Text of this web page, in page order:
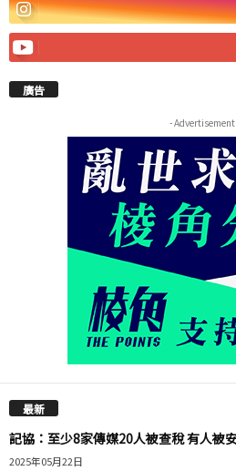
廣告
- Advertisement
最新
記協：至少8家傳媒20人被查稅 有人被
2025年05月22日